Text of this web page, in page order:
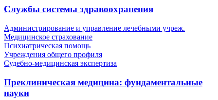
Службы системы здравоохранения
Администрирование и управление лечебными учреж.
Медицинское страхование
Психиатрическая помощь
Учреждения общего профиля
Судебно-медицинская экспертиза
Преклиническая медицина: фундаментальные
науки